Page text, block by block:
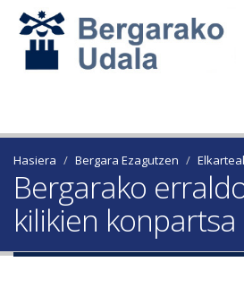
Hasiera Bergara Ezagutzen
Bergarako
kilikien konpartsa